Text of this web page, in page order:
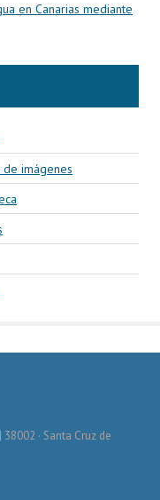
en Canarias mediante
de imágenes
· Santa Cruz de